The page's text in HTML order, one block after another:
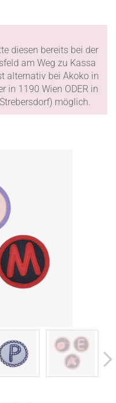
diesen bereits bei der
am Weg zu Kassa
alternativ bei Akoko in
in 1190 Wien ODER in
möglich.